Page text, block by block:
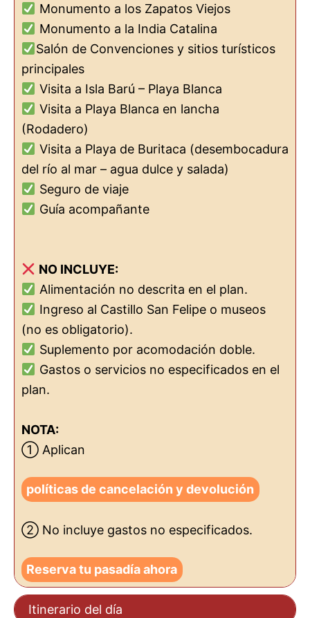
Monumento a los Zapatos Viejos
Monumento a la India Catalina
Salón de Convenciones y sitios turísticos
principales
Visita a Isla Barú – Playa Blanca
Visita a Playa Blanca en lancha
(Rodadero)
Visita a Playa de Buritaca (desembocadura
del río al mar – agua dulce y salada)
Seguro de viaje
Guía acompañante
NO INCLUYE:
Alimentación no descrita en el plan.
Ingreso al Castillo San Felipe o museos
(no es obligatorio).
Suplemento por acomodación doble.
Gastos o servicios no especificados en el
plan.
NOTA:
① Aplican
políticas de cancelación y devolución
② No incluye gastos no especificados.
Reserva tu pasadía ahora
Itinerario del día